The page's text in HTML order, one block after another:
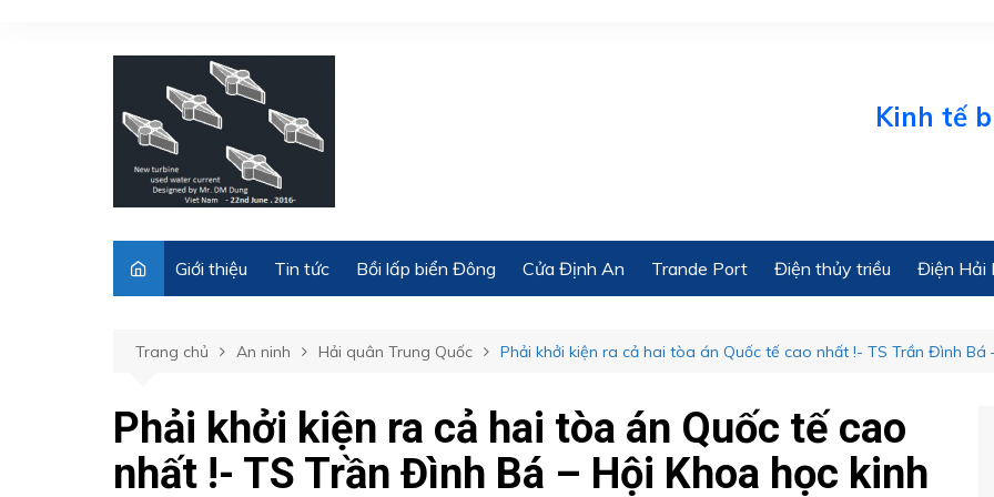
Kinh tế biển
Giới thiệu Tin tức Bồi lấp biển Đông Cửa Định An Trande Port Điện thủy triều Điện Hải
Trang chủ An ninh Hải quân Trung Quốc Phải khởi kiện ra cả hai tòa án Quốc tế cao nhất !- TS Trần Đình Bá
Phải khởi kiện ra cả hai tòa án Quốc tế cao
nhất !- TS Trần Đình Bá – Hội Khoa học kinh